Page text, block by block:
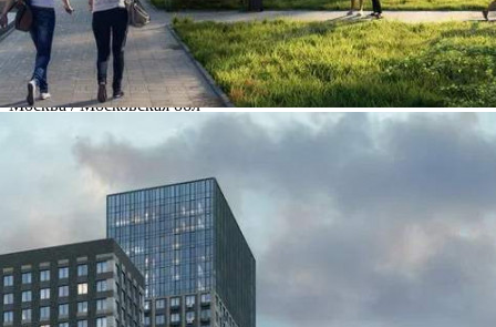
ДМИТРОВСКОЕ ШОССЕ,
Д.75/77
Москва / Московская обл
Посмотреть на карте
Дом сдан! Выдаём ключи! Новый жилой комплекс ДОМ
KINETIK на севере Москвы занимает выгодное положение на
первой линии Дмитровского шоссе с прямым выездом в
центр. Находится в 2 минутах пешком от метро Верхние
Лихоборы. ДОМ KINETIK удачно встроился в развитую
инфраструктуру сложившегося московского района. Се...
598 (+1)
Навигация
Характеристики